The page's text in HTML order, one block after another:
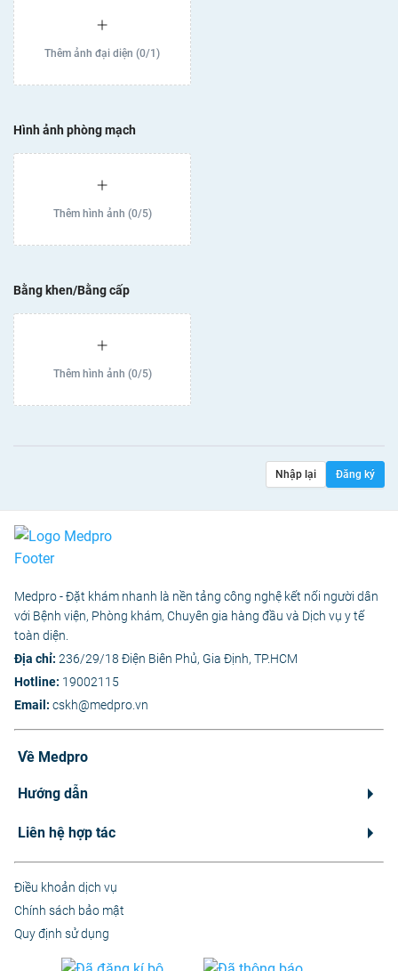
Thêm ảnh đại diện (0/1)
Hình ảnh phòng mạch
Thêm hình ảnh (0/5)
Bằng khen/Bằng cấp
Thêm hình ảnh (0/5)
Nhập lại Đăng ký
Medpro - Đặt khám nhanh là nền tảng công nghệ kết nối người dân
với Bệnh viện, Phòng khám, Chuyên gia hàng đầu và Dịch vụ y tế
toàn diện.
Địa chỉ: 236/29/18 Điện Biên Phủ, Gia Định, TP.HCM
Hotline: 19002115
Email: cskh@medpro.vn
Về Medpro
Hướng dẫn
Liên hệ hợp tác
Điều khoản dịch vụ
Chính sách bảo mật
Quy định sử dụng